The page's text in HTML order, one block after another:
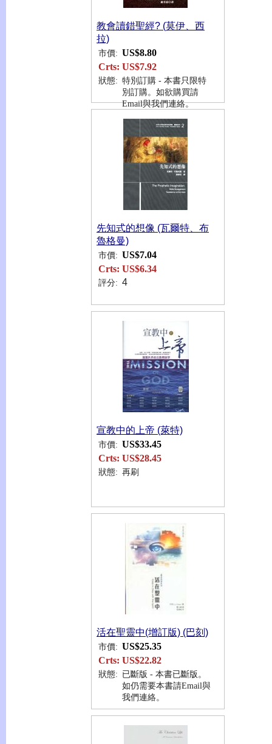
教會讀錯聖經? (莫伊、西
拉)
市價: US$8.80
Crts: US$7.92
狀態: 特別訂購 - 本書只限特
別訂購。如欲購買請
Email與我們連絡。
先知式的想像 (瓦爾特、布
魯格曼)
市價: US$7.04
Crts: US$6.34
評分: 4
宣教中的上帝 (萊特)
市價: US$33.45
Crts: US$28.45
狀態: 再刷
活在聖靈中(增訂版) (巴刻)
市價: US$25.35
Crts: US$22.82
狀態: 已斷版 - 本書已斷版。
如仍需要本書請Email與
我們連絡。